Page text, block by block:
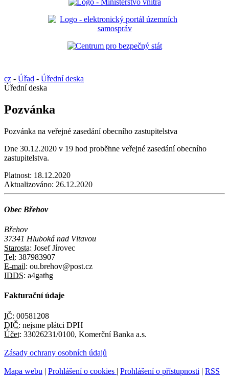
cz - Úřad - Úřední deska
Úřední deska
Pozvánka
Pozvánka na veřejné zasedání obecního zastupitelstva
Dne 30.12.2020 v 19 hod proběhne veřejné zasedání obecního
zastupitelstva.
Platnost: 18.12.2020
Aktualizováno: 26.12.2020
Obec Břehov
Břehov
37341 Hluboká nad Vltavou
Starosta: Josef Jírovec
Tel: 387983907
E-mail: ou.brehov@post.cz
IDDS: a4gathg
Fakturační údaje
IČ: 00581208
DIČ: nejsme plátci DPH
Účet: 33026231/0100, Komerční Banka a.s.
Zásady ochrany osobních údajů
Mapa webu | Prohlášení o cookies | Prohlášení o přístupnosti | RSS